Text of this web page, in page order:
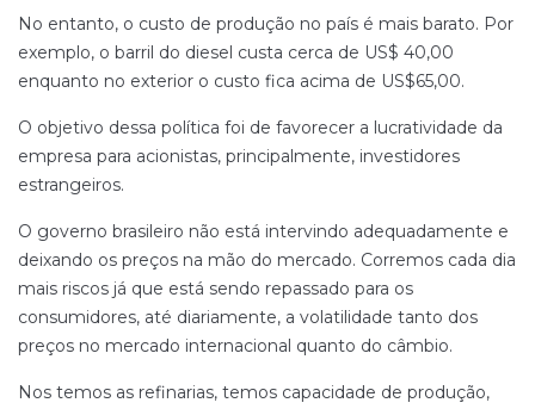
No entanto, o custo de produção no país é mais barato. Por
exemplo, o barril do diesel custa cerca de US$ 40,00
enquanto no exterior o custo fica acima de US$65,00.
O objetivo dessa política foi de favorecer a lucratividade da
empresa para acionistas, principalmente, investidores
estrangeiros.
O governo brasileiro não está intervindo adequadamente e
deixando os preços na mão do mercado. Corremos cada dia
mais riscos já que está sendo repassado para os
consumidores, até diariamente, a volatilidade tanto dos
preços no mercado internacional quanto do câmbio.
Nos temos as refinarias, temos capacidade de produção,